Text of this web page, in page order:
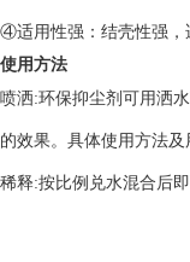
④适用性强：结壳性强，
使用方法
喷洒:环保抑尘剂可用洒
的效果。具体使用方法
稀释:按比例兑水混合后